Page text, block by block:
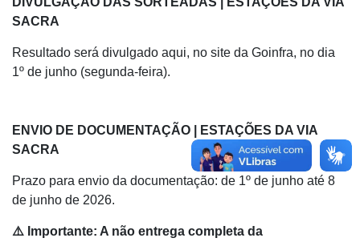
SACRA
Resultado será divulgado aqui, no site da Goinfra, no dia
1º de junho (segunda-feira).
ENVIO DE DOCUMENTAÇÃO | ESTAÇÕES DA VIA
SACRA
Prazo para envio da documentação: de 1º de junho até 8
de junho de 2026.
⚠️ Importante: A não entrega completa da